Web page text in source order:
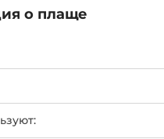
KO
о плаще